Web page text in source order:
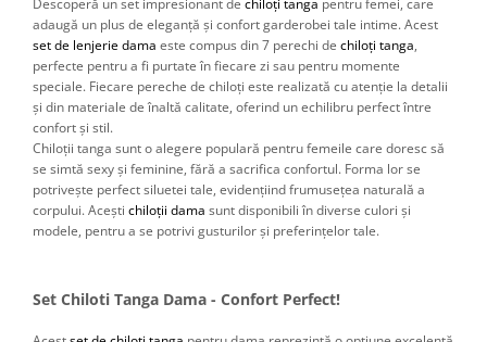
Descoperă un set impresionant de chiloți tanga pentru femei, care
adaugă un plus de eleganță și confort garderobei tale intime. Acest
set de lenjerie dama este compus din 7 perechi de chiloți tanga,
perfecte pentru a fi purtate în fiecare zi sau pentru momente
speciale. Fiecare pereche de chiloți este realizată cu atenție la detalii
și din materiale de înaltă calitate, oferind un echilibru perfect între
confort și stil.
Chiloții tanga sunt o alegere populară pentru femeile care doresc să
se simtă sexy și feminine, fără a sacrifica confortul. Forma lor se
potrivește perfect siluetei tale, evidențiind frumusețea naturală a
corpului. Acești chiloții dama sunt disponibili în diverse culori și
modele, pentru a se potrivi gusturilor și preferințelor tale.
Set Chiloti Tanga Dama - Confort Perfect!